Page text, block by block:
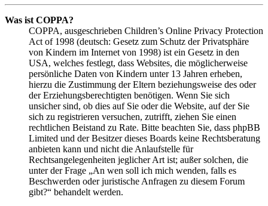
Was ist COPPA?
COPPA, ausgeschrieben Children’s Online Privacy Protection
Act of 1998 (deutsch: Gesetz zum Schutz der Privatsphäre
von Kindern im Internet von 1998) ist ein Gesetz in den
USA, welches festlegt, dass Websites, die möglicherweise
persönliche Daten von Kindern unter 13 Jahren erheben,
hierzu die Zustimmung der Eltern beziehungsweise des oder
der Erziehungsberechtigten benötigen. Wenn Sie sich
unsicher sind, ob dies auf Sie oder die Website, auf der Sie
sich zu registrieren versuchen, zutrifft, ziehen Sie einen
rechtlichen Beistand zu Rate. Bitte beachten Sie, dass phpBB
Limited und der Besitzer dieses Boards keine Rechtsberatung
anbieten kann und nicht die Anlaufstelle für
Rechtsangelegenheiten jeglicher Art ist; außer solchen, die
unter der Frage „An wen soll ich mich wenden, falls es
Beschwerden oder juristische Anfragen zu diesem Forum
gibt?“ behandelt werden.